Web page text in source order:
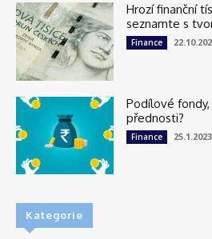
Hrozí finanční
seznamte s
Finance
Podílové fondy,
přednosti?
Finance 25.1.2023
Kategorie